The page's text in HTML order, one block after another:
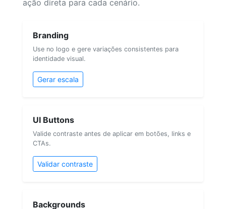
ação direta para cada cenário.
Branding
Use no logo e gere variações consistentes para
identidade visual.
Gerar escala
UI Buttons
Valide contraste antes de aplicar em botões, links e
CTAs.
Validar contraste
Backgrounds